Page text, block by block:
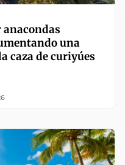
anacondas
una
caza de curiyúes